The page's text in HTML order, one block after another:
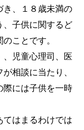
き、１８歳未満の
、子供に関するど
ことです。
、児童心理司、医
相談に当たり、
際には子供を一時
てはまるわけでは